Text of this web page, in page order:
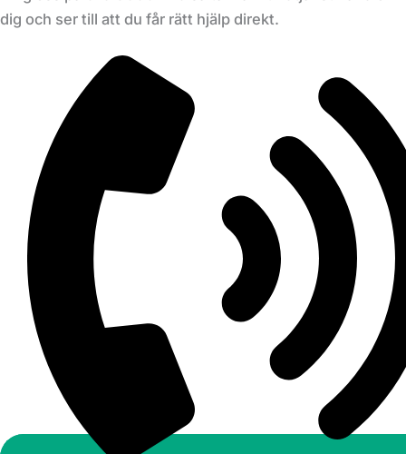
dig och ser till att du får rätt hjälp direkt.